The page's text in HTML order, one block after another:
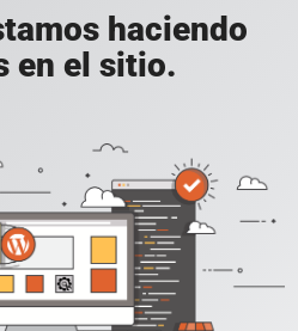
haciendo
en el sitio.